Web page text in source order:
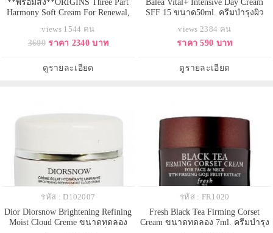
**พร้อมส่ง**ORIGINS Three Part
Harmony Soft Cream For Renewal,
ผิวหน้าที่ให้ความชุ่มชื้นเข้มข้น เนื้อ
สัมผัสบางเบา ด้วยเทคโนโลยี micro
วิตามินอี ผสานกับสารสกัดจากหัว
ลิลลี่ (Tazetta Lily
views 1544 คน
3600 ราคา 2340 บาท
ดูรายละเอียด
Balea Vital+ Intensive Day Cream
SFF 15 ขนาด50ml. ครีมบำรุงผิว
50 ปีขึ้นไป พร้อมค่าปกป้องแสงแดด
SPF15 อุดมไปด้วยสารสกัดจากรอยัล
แคลเซียม ที่ช่วยเพิ่มการทำงานของ
เซลล์ผิวตามธรรมชาติให้ค
views 2384 คน
ราคา 590 บาท
ดูรายละเอียด
รหัส : D102007
Dior Diorsnow Brightening Refining
Moist Cloud Creme ขนาดทดลอง
รหัส : FR1020
Fresh Black Tea Firming Corset
Cream ขนาดทดลอง 7ml. ครีมบำรุง